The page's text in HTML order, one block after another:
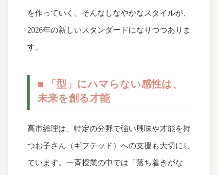
を作っていく。そんなしなやかなスタイルが、
2026年の新しいスタンダードになりつつありま
す。
■ 「型」にハマらない感性は、
未来を創る才能
高市総理は、特定の分野で強い興味や才能を持
つお子さん（ギフテッド）への支援も大切にし
ています。一斉授業の中では「落ち着きがな